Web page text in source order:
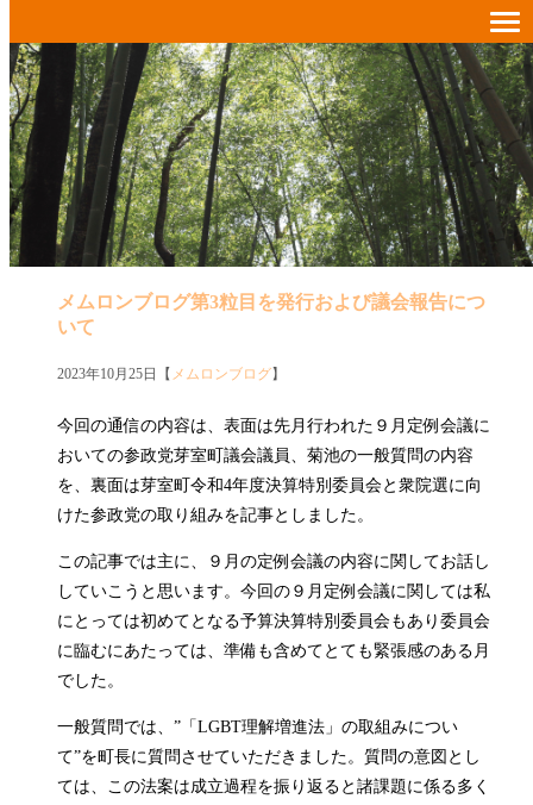
メムロンブログ第3粒目を発行および議会報告につ
いて
2023年10月25日【 メムロンブログ】
今回の通信の内容は、表面は先月行われた９月定例会議に
おいての参政党芽室町議会議員、菊池の一般質問の内容
を、裏面は芽室町令和4年度決算特別委員会と衆院選に向
けた参政党の取り組みを記事としました。
この記事では主に、９月の定例会議の内容に関してお話し
していこうと思います。今回の９月定例会議に関しては私
にとっては初めてとなる予算決算特別委員会もあり委員会
に臨むにあたっては、準備も含めてとても緊張感のある月
でした。
一般質問では、”「LGBT理解増進法」の取組みについ
て”を町長に質問させていただきました。質問の意図とし
ては、この法案は成立過程を振り返ると諸課題に係る多く